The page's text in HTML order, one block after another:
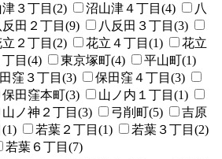
３丁目(2) 沼山津４丁目(4)
八
反田２丁目(9)
八反田３丁目(3)
２丁目(2) 花立４丁目(1)
花立
目(4) 東京塚町(4)
平山町(1)
窪３丁目(3)
保田窪４丁目(3)
保田窪本町(3)
山ノ内１丁目(1)
山ノ神２丁目(3) 弓削町(5)
吉原
若葉２丁目(1)
若葉３丁目(2)
若葉６丁目(7)